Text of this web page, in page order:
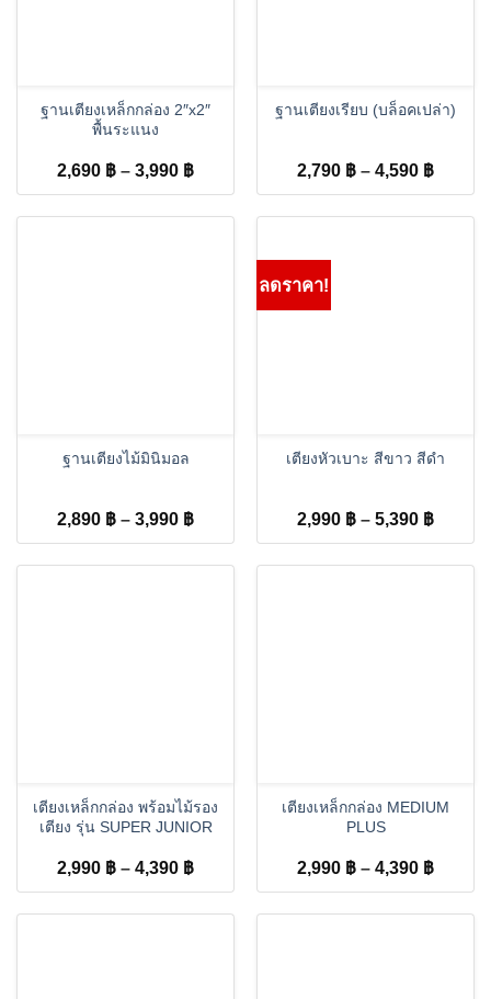
ฐานเตียงเหล็กกล่อง 2″x2″
พื้นระแนง
2,690 ฿ – 3,990 ฿Price
range:
ฐานเตียงเรียบ (บล็อคเปล่า)
2,790 ฿ – 4,590 ฿Price
range:
ฐานเตียงไม้มินิมอล
2,890 ฿ – 3,990 ฿Price
range:
ลดราคา!
เตียงหัวเบาะ สีขาว สีดำ
2,990 ฿ – 5,390 ฿Price
range:
เตียงเหล็กกล่อง พร้อมไม้รอง
เตียง รุ่น SUPER JUNIOR
2,990 ฿ – 4,390 ฿Price
range:
เตียงเหล็กกล่อง MEDIUM
PLUS
2,990 ฿ – 4,390 ฿Price
range: